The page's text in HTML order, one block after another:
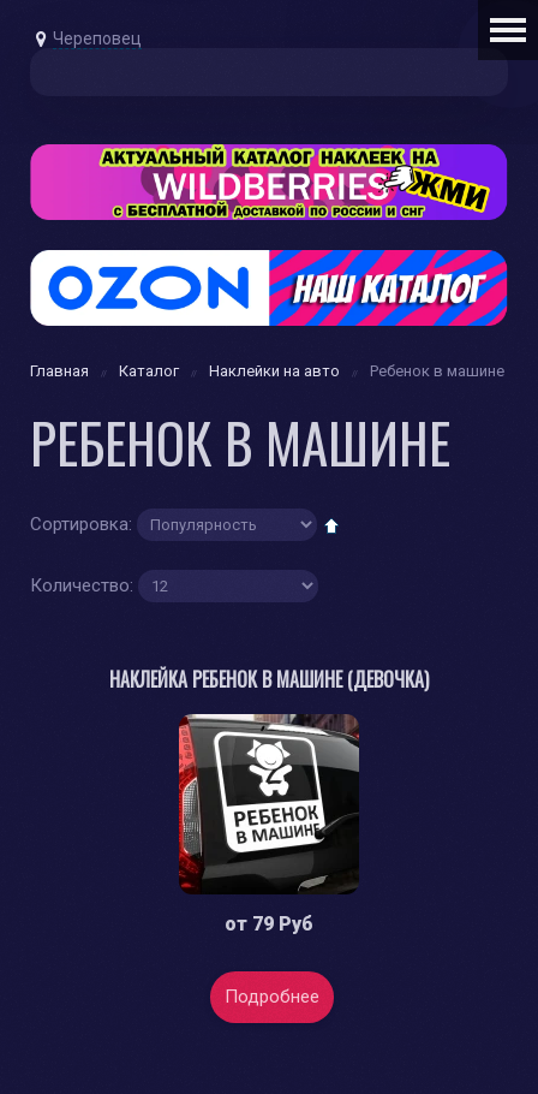
Череповец
Главная Каталог Наклейки на авто Ребенок в машине
РЕБЕНОК В МАШИНЕ
Сортировка:
Количество:
НАКЛЕЙКА РЕБЕНОК В МАШИНЕ (ДЕВОЧКА)
от 79 Руб
Подробнее